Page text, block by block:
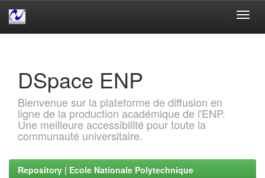
DSpace ENP
Bienvenue sur la plateforme de diffusion en
ligne de la production académique de l'ENP.
Une meilleure accessibilité pour toute la
communauté universitaire.
Repository | Ecole Nationale Polytechnique